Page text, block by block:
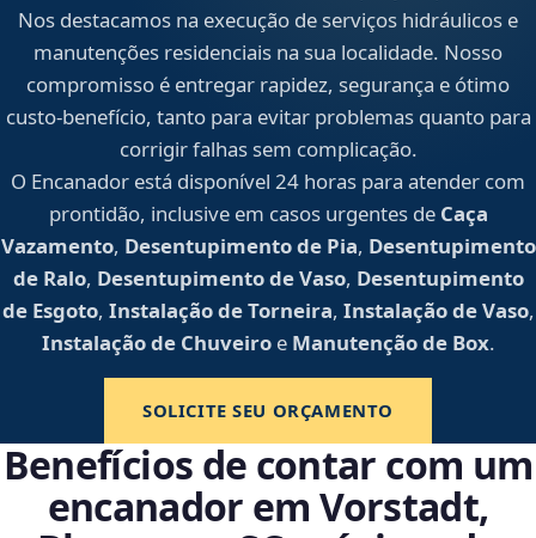
Nos destacamos na execução de serviços hidráulicos e
manutenções residenciais na sua localidade. Nosso
compromisso é entregar rapidez, segurança e ótimo
custo-benefício, tanto para evitar problemas quanto para
corrigir falhas sem complicação.
O Encanador está disponível 24 horas para atender com
prontidão, inclusive em casos urgentes de Caça
Vazamento, Desentupimento de Pia, Desentupimento
de Ralo, Desentupimento de Vaso, Desentupimento
de Esgoto, Instalação de Torneira, Instalação de Vaso,
Instalação de Chuveiroe Manutenção de Box.
SOLICITE SEU ORÇAMENTO
Benefícios de contar com um
encanador em Vorstadt,